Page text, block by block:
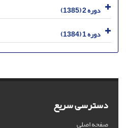
دوره 2 (1385)
دوره 1 (1384)
دسترسی سریع
صفحه اصلی